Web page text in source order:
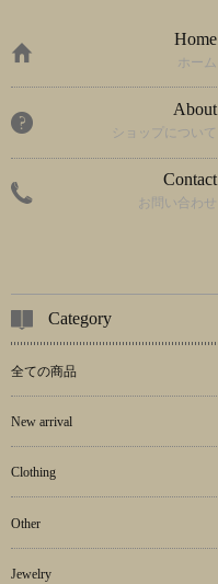
Home
ホーム
About
ショップについて
Contact
お問い合わせ
Category
全ての商品
New arrival
Clothing
Other
Jewelry